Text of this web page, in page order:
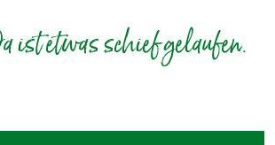
ist etwas schief gelaufen.